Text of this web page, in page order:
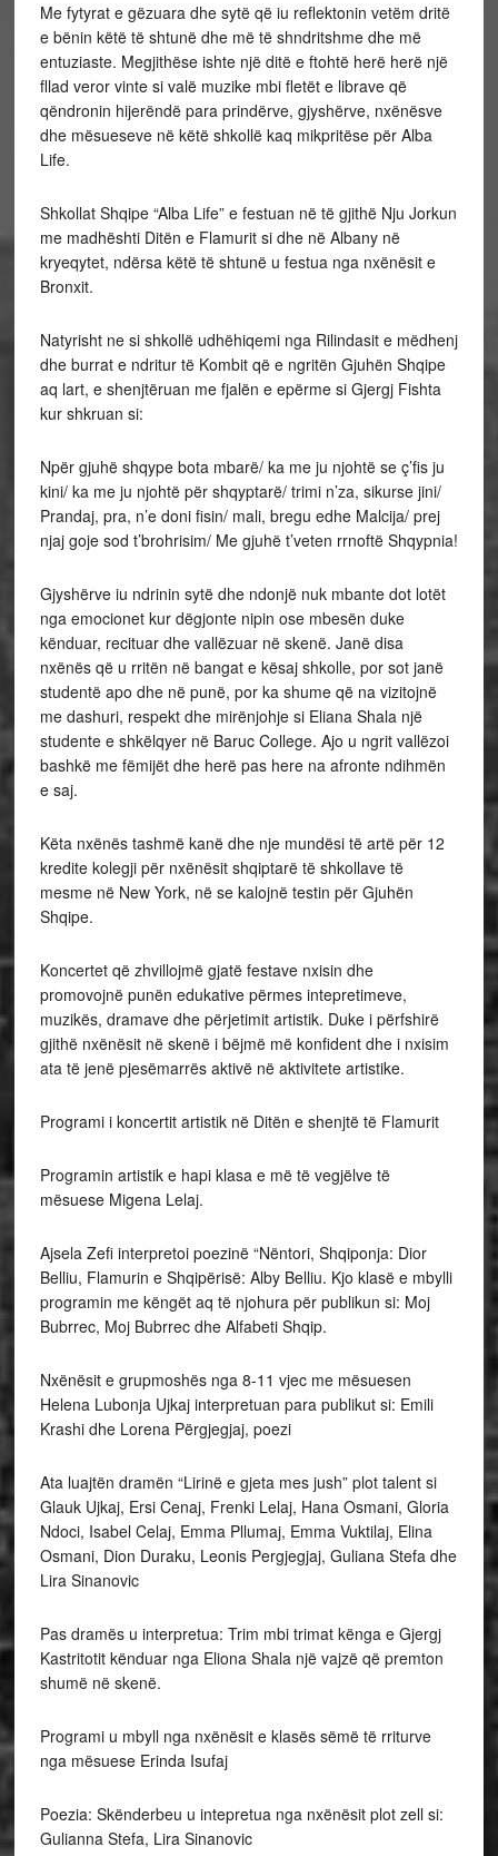
Me fytyrat e gëzuara dhe sytë që iu reflektonin vetëm dritë
e bënin këtë të shtunë dhe më të shndritshme dhe më
entuziaste. Megjithëse ishte një ditë e ftohtë herë herë një
fllad veror vinte si valë muzike mbi fletët e librave që
qëndronin hijerëndë para prindërve, gjyshërve, nxënësve
dhe mësueseve në këtë shkollë kaq mikpritëse për Alba
Life.
Shkollat Shqipe “Alba Life” e festuan në të gjithë Nju Jorkun
me madhështi Ditën e Flamurit si dhe në Albany në
kryeqytet, ndërsa këtë të shtunë u festua nga nxënësit e
Bronxit.
Natyrisht ne si shkollë udhëhiqemi nga Rilindasit e mëdhenj
dhe burrat e ndritur të Kombit që e ngritën Gjuhën Shqipe
aq lart, e shenjtëruan me fjalën e epërme si Gjergj Fishta
kur shkruan si:
Npër gjuhë shqype bota mbarë/ ka me ju njohtë se ç’fis ju
kini/ ka me ju njohtë për shqyptarë/ trimi n’za, sikurse jini/
Prandaj, pra, n’e doni fisin/ mali, bregu edhe Malcija/ prej
njaj goje sod t’brohrisim/ Me gjuhë t’veten rrnoftë Shqypnia!
Gjyshërve iu ndrinin sytë dhe ndonjë nuk mbante dot lotët
nga emocionet kur dëgjonte nipin ose mbesën duke
kënduar, recituar dhe vallëzuar në skenë. Janë disa
nxënës që u rritën në bangat e kësaj shkolle, por sot janë
studentë apo dhe në punë, por ka shume që na vizitojnë
me dashuri, respekt dhe mirënjohje si Eliana Shala një
studente e shkëlqyer në Baruc College. Ajo u ngrit vallëzoi
bashkë me fëmijët dhe herë pas here na afronte ndihmën
e saj.
Këta nxënës tashmë kanë dhe nje mundësi të artë për 12
kredite kolegji për nxënësit shqiptarë të shkollave të
mesme në New York, në se kalojnë testin për Gjuhën
Shqipe.
Koncertet që zhvillojmë gjatë festave nxisin dhe
promovojnë punën edukative përmes intepretimeve,
muzikës, dramave dhe përjetimit artistik. Duke i përfshirë
gjithë nxënësit në skenë i bëjmë më konfident dhe i nxisim
ata të jenë pjesëmarrës aktivë në aktivitete artistike.
Programi i koncertit artistik në Ditën e shenjtë të Flamurit
Programin artistik e hapi klasa e më të vegjëlve të
mësuese Migena Lelaj.
Ajsela Zefi interpretoi poezinë “Nëntori, Shqiponja: Dior
Belliu, Flamurin e Shqipërisë: Alby Belliu. Kjo klasë e mbylli
programin me këngët aq të njohura për publikun si: Moj
Bubrrec, Moj Bubrrec dhe Alfabeti Shqip.
Nxënësit e grupmoshës nga 8-11 vjec me mësuesen
Helena Lubonja Ujkaj interpretuan para publikut si: Emili
Krashi dhe Lorena Përgjegjaj, poezi
Ata luajtën dramën “Lirinë e gjeta mes jush” plot talent si
Glauk Ujkaj, Ersi Cenaj, Frenki Lelaj, Hana Osmani, Gloria
Ndoci, Isabel Celaj, Emma Pllumaj, Emma Vuktilaj, Elina
Osmani, Dion Duraku, Leonis Pergjegjaj, Guliana Stefa dhe
Lira Sinanovic
Pas dramës u interpretua: Trim mbi trimat kënga e Gjergj
Kastritotit kënduar nga Eliona Shala një vajzë që premton
shumë në skenë.
Programi u mbyll nga nxënësit e klasës sëmë të rriturve
nga mësuese Erinda Isufaj
Poezia: Skënderbeu u intepretua nga nxënësit plot zell si:
Gulianna Stefa, Lira Sinanovic